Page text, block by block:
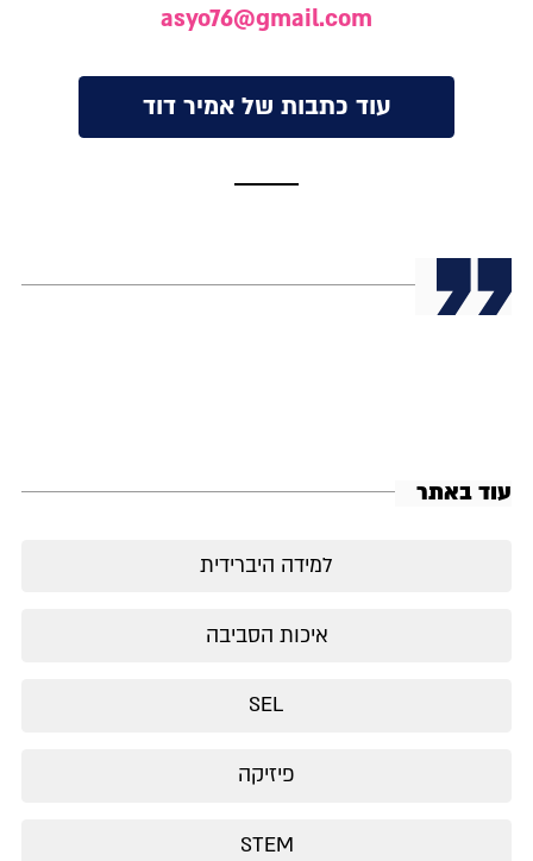
asyo76@gmail.com
עוד כתבות של אמיר דוד
עוד באתר
למידה היברידית
איכות הסביבה
SEL
פיזיקה
STEM